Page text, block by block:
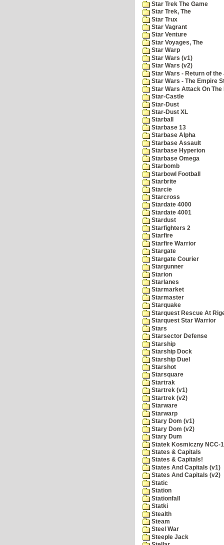
Star Trek The Game
Star Trek, The
Star Trux
Star Vagrant
Star Venture
Star Voyages, The
Star Warp
Star Wars (v1)
Star Wars (v2)
Star Wars - Return of
Star Wars - The Empire
Star Wars Attack On The
Star-Castle
Star-Dust
Star-Dust XL
Starball
Starbase 13
Starbase Alpha
Starbase Assault
Starbase Hyperion
Starbase Omega
Starbomb
Starbowl Football
Starbrite
Starcie
Starcross
Stardate 4000
Stardate 4001
Stardust
Starfighters 2
Starfire
Starfire Warrior
Stargate
Stargate Courier
Stargunner
Starion
Starlanes
Starmarket
Starmaster
Starquake
Starquest Rescue At
Starquest Star Warrior
Stars
Starsector Defense
Starship
Starship Dock
Starship Duel
Starshot
Starsquare
Startrak
Startrek (v1)
Startrek (v2)
Starware
Starwarp
Stary Dom (v1)
Stary Dom (v2)
Stary Dum
Statek Kosmiczny NCC-
States & Capitals
States & Capitals!
States And Capitals (v1)
States And Capitals (v2)
Static
Station
Stationfall
Statki
Stealth
Steam
Steel War
Steeple Jack